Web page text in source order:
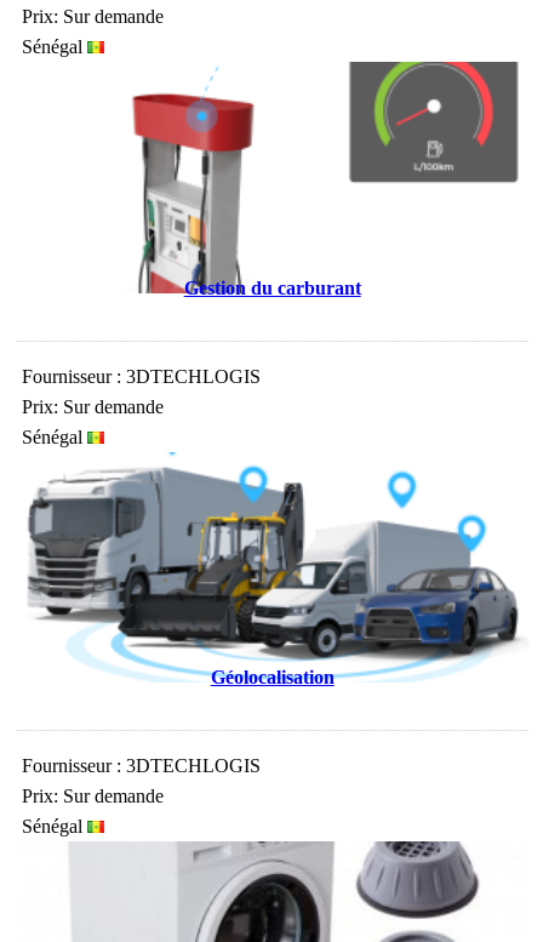
Prix: Sur demande
Sénégal
Gestion du carburant
Fournisseur : 3DTECHLOGIS
Prix: Sur demande
Sénégal
Géolocalisation
Fournisseur : 3DTECHLOGIS
Prix: Sur demande
Sénégal